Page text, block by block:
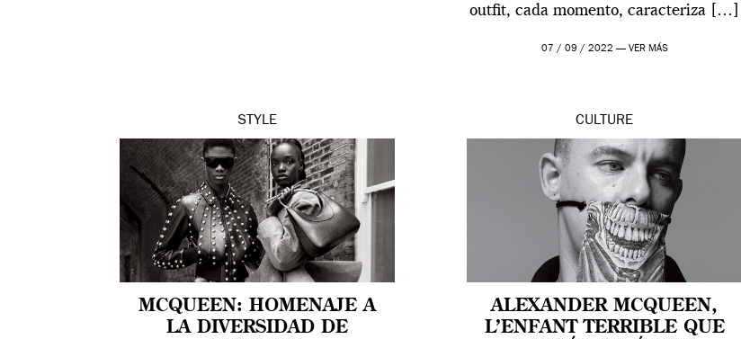
outfit, cada momento, caracteriza […]
07 / 09 / 2022 — VER MÁS
STYLE
MCQUEEN: HOMENAJE A
LA DIVERSIDAD DE
CULTURE
ALEXANDER MCQUEEN,
L’ENFANT TERRIBLE QUE